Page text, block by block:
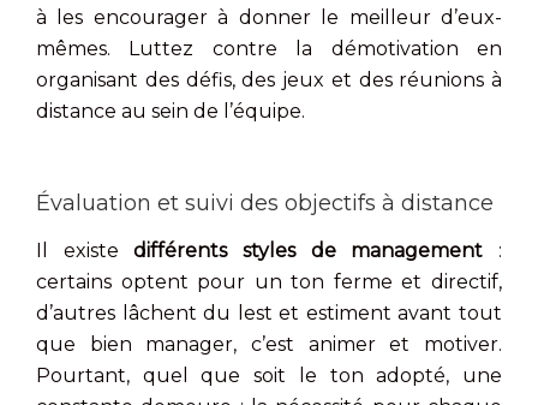
à les encourager à donner le meilleur d’eux-
mêmes. Luttez contre la démotivation en
organisant des défis, des jeux et des réunions à
distance au sein de l’équipe.
Évaluation et suivi des objectifs à distance
Il existedifférents styles de management :
certains optent pour un ton ferme et directif,
d’autres lâchent du lest et estiment avant tout
que bien manager, c’est animer et motiver.
Pourtant, quel que soit le ton adopté, une